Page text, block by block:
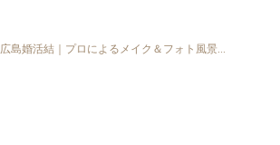
広島婚活結｜プロによるメイク＆フォト風景...